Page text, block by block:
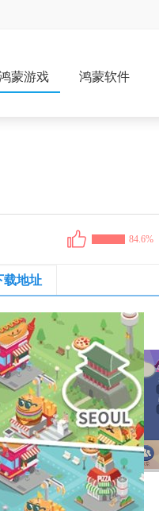
蒙游戏 鸿蒙软件
84.6%
载地址